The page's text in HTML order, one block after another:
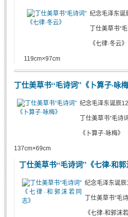
纪念毛泽东诞
丁仕美草书“
《七律·冬云》
119cm×97cm
丁仕美草书“毛诗词”《卜算子·咏梅
纪念毛泽东诞辰
丁仕美草书“毛诗
《卜算子·咏梅》
137cm×69cm
丁仕美草书“毛诗词”《七律·和郭
纪念毛泽东诞
丁仕美草书“毛
《七律·和郭沫